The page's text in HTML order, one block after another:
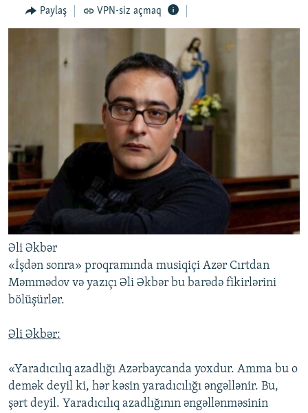
QANUNI DOĞRU
ARAŞDIRMA
MULTIMEDIA
KARIKATURA
AZƏRBAYCAN ƏDƏBIYYATI KITABXANASI
İSLAM VƏ DEMOKRATIYA
İZ - MƏDƏNIYYƏT PROQRAMI
PEŞƏ ETIKASI VƏ JURNALISTIKA STANDARTLARIMIZ
MATERIALLARIMIZDAN ISTIFADƏ
AZADLIQRADIOSU MOBIL TELEFONUNUZDA
BIZIMLƏ ƏLAQƏ
BIZI IZLƏ
RFE/RL-in bütün saytları
Paylaş VPN-siz açmaq
Əli Əkbər
«İşdən sonra» proqramında musiqiçi Azər Cırtdan
Məmmədov və yazıçı Əli Əkbər bu barədə fikirlərini
bölüşürlər.
Əli Əkbər:
«Yaradıcılıq azadlığı Azərbaycanda yoxdur. Amma bu o
demək deyil ki, hər kəsin yaradıcılığı əngəllənir. Bu,
şərt deyil. Yaradıcılıq azadlığının əngəllənməsinin